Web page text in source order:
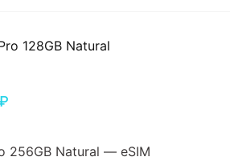
256GB Natural — eSIM